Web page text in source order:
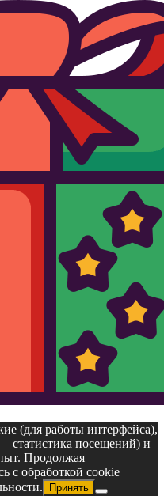
(для работы интерфейса),
статистика посещений) и
Продолжая
с обработкой cookie
Принять